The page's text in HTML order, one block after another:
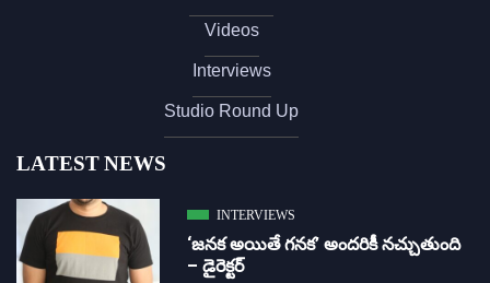
Videos
Interviews
Studio Round Up
LATEST NEWS
INTERVIEWS
‘జ‌న‌క అయితే గ‌న‌క‌’ అందరికీ నచ్చుతుంది
– డైరెక్ట‌ర్